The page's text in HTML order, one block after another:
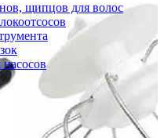
щипцов для волос